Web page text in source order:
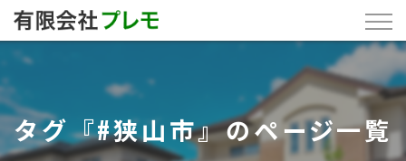
タグ『#狭山市』のページ一覧